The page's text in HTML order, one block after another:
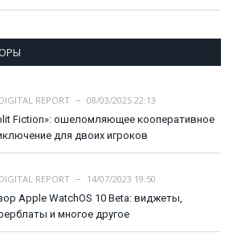
DIGITAL REPORT
08/03/2025 22:13
Fiction»: ошеломляющее кооперативное
для двоих игроков
DIGITAL REPORT
14/07/2023 19:50
Apple WatchOS 10 Beta: виджеты,
и многое другое